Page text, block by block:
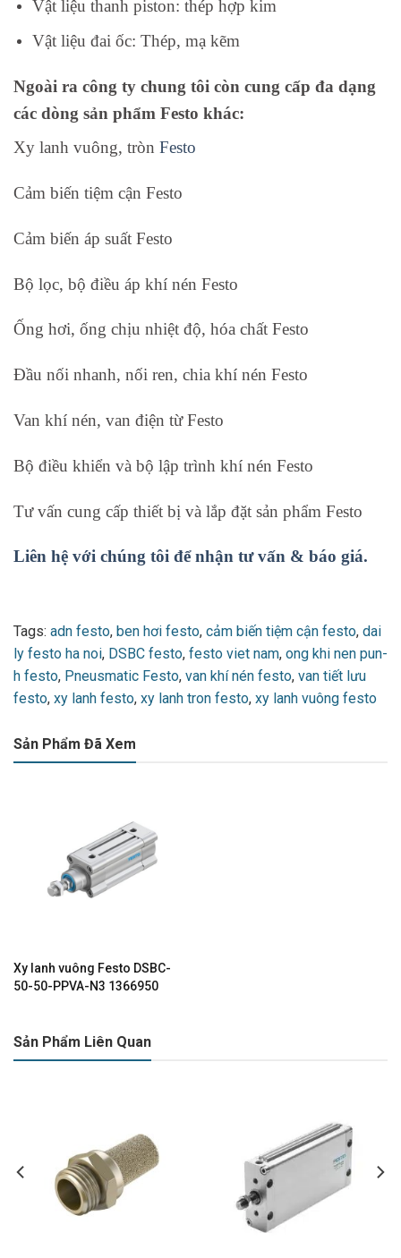
Vật liệu thanh piston: thép hợp kim
Vật liệu đai ốc: Thép, mạ kẽm
Ngoài ra công ty chung tôi còn cung cấp đa dạng
các dòng sản phẩm Festo khác:
Xy lanh vuông, tròn Festo
Cảm biến tiệm cận Festo
Cảm biến áp suất Festo
Bộ lọc, bộ điều áp khí nén Festo
Ống hơi, ống chịu nhiệt độ, hóa chất Festo
Đầu nối nhanh, nối ren, chia khí nén Festo
Van khí nén, van điện từ Festo
Bộ điều khiển và bộ lập trình khí nén Festo
Tư vấn cung cấp thiết bị và lắp đặt sản phẩm Festo
Liên hệ với chúng tôi để nhận tư vấn & báo giá.
Tags: adn festo, ben hơi festo, cảm biến tiệm cận festo, dai
ly festo ha noi, DSBC festo, festo viet nam, ong khi nen pun-
h festo, Pneusmatic Festo, van khí nén festo, van tiết lưu
festo, xy lanh festo, xy lanh tron festo, xy lanh vuông festo
Sản Phẩm Đã Xem
Xy lanh vuông Festo DSBC-
50-50-PPVA-N3 1366950
Sản Phẩm Liên Quan